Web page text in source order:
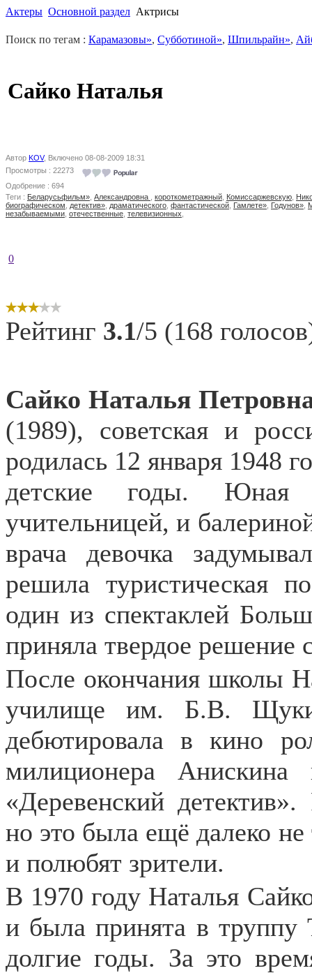
Актеры Основной раздел Актрисы
Поиск по тегам : Карамазовы», Субботиной», Шпильрайн»,
Сайко Наталья
Автор KOV, Включено 08-08-2009 18:31
Просмотры : 22273
Одобрение : 694
Теги : Беларусьфильм» Александровна короткометражный Комиссаржевскую
биографическом
детектив» драматического фантастической Гамлете» Годунов»
незабываемыми отечественные телевизионных
0
Рейтинг 3.1/5 (168
Сайко Наталья
(1989), советская и
родилась 12 января 1948
детские годы.
учительницей, и
врача девочка
решила туристическая
один из спектаклей
приняла твердое решение
После окончания школы
училище им. Б.В.
дебютировала в кино
милиционера
«Деревенский
но это была ещё далеко
и полюбят зрители.
В 1970 году Наталья
и была принята в труппу
долгие годы. За это